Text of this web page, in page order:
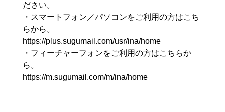
ださい。
・スマートフォン／パソコンをご利用の方はこち
らから。
https://plus.sugumail.com/usr/ina/home
・フィーチャーフォンをご利用の方はこちらか
ら。
https://m.sugumail.com/m/ina/home